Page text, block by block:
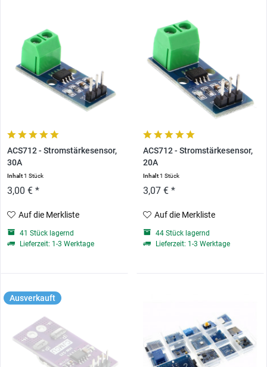
ACS712 - Stromstärkesensor,
30A
Inhalt1 Stück
3,00 € *
Auf die Merkliste
41 Stück lagernd
Lieferzeit: 1-3 Werktage
ACS712 - Stromstärkesensor,
20A
Inhalt1 Stück
3,07 € *
Auf die Merkliste
44 Stück lagernd
Lieferzeit: 1-3 Werktage
Ausverkauft